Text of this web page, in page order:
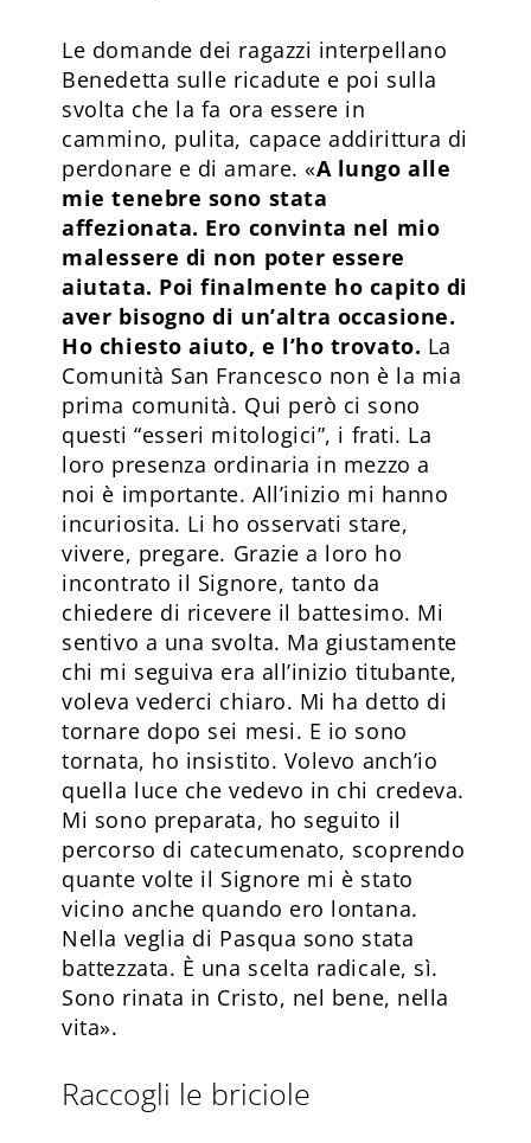
Le domande dei ragazzi interpellano
Benedetta sulle ricadute e poi sulla
svolta che la fa ora essere in
cammino, pulita, capace addirittura di
perdonare e di amare. «A lungo alle
mie tenebre sono stata
affezionata. Ero convinta nel mio
malessere di non poter essere
aiutata. Poi finalmente ho capito di
aver bisogno di un’altra occasione.
Ho chiesto aiuto, e l’ho trovato. La
Comunità San Francesco non è la mia
prima comunità. Qui però ci sono
questi “esseri mitologici”, i frati. La
loro presenza ordinaria in mezzo a
noi è importante. All’inizio mi hanno
incuriosita. Li ho osservati stare,
vivere, pregare. Grazie a loro ho
incontrato il Signore, tanto da
chiedere di ricevere il battesimo. Mi
sentivo a una svolta. Ma giustamente
chi mi seguiva era all’inizio titubante,
voleva vederci chiaro. Mi ha detto di
tornare dopo sei mesi. E io sono
tornata, ho insistito. Volevo anch’io
quella luce che vedevo in chi credeva.
Mi sono preparata, ho seguito il
percorso di catecumenato, scoprendo
quante volte il Signore mi è stato
vicino anche quando ero lontana.
Nella veglia di Pasqua sono stata
battezzata. È una scelta radicale, sì.
Sono rinata in Cristo, nel bene, nella
vita».
Raccogli le briciole